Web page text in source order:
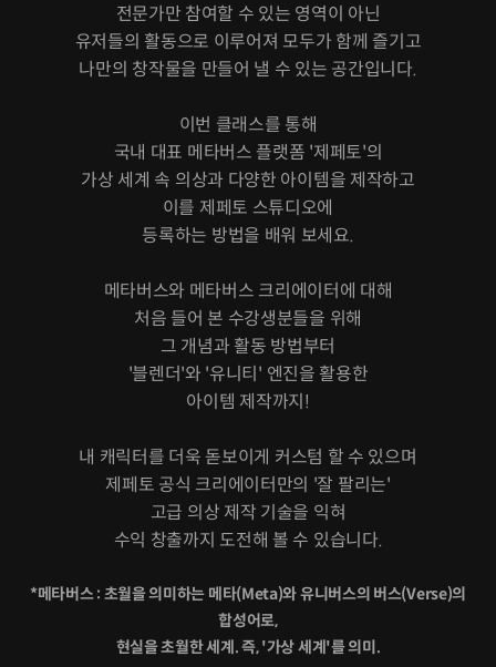
전문가만 참여할 수 있는 영역이 아닌
유저들의 활동으로 이루어져 모두가 함께 즐기고
나만의 창작물을 만들어 낼 수 있는 공간입니다.
이번 클래스를 통해
국내 대표 메타버스 플랫폼 '제페토'의
가상 세계 속 의상과 다양한 아이템을 제작하고
이를 제페토 스튜디오에
등록하는 방법을 배워 보세요.
메타버스와 메타버스 크리에이터에 대해
처음 들어 본 수강생분들을 위해
그 개념과 활동 방법부터
'블렌더'와 '유니티' 엔진을 활용한
아이템 제작까지!
내 캐릭터를 더욱 돋보이게 커스텀 할 수 있으며
제페토 공식 크리에이터만의 '잘 팔리는'
고급 의상 제작 기술을 익혀
수익 창출까지 도전해 볼 수 있습니다.
*메타버스 : 초월을 의미하는 메타(Meta)와 유니버스의 버스(Verse)의
합성어로,
현실을 초월한 세계. 즉, '가상 세계'를 의미.